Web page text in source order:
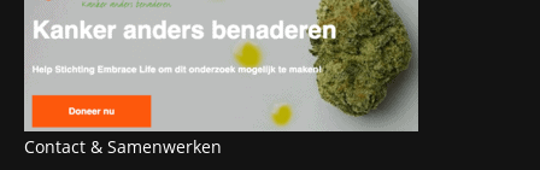
Contact & Samenwerken